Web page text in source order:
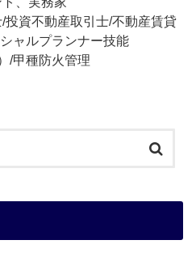
資不動産取引士/不動産賃貸
ャルプランナー技能
/甲種防火管理